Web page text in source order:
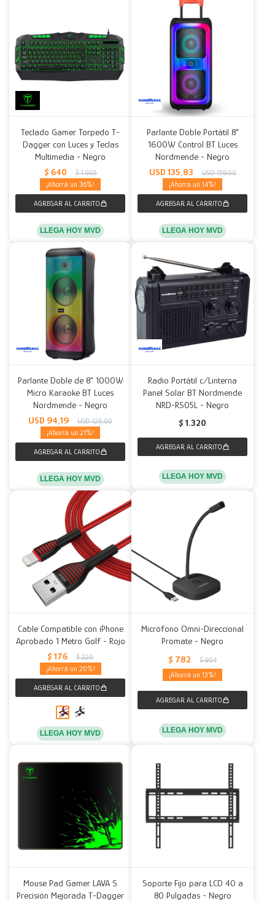
Teclado Gamer Torpedo T-
Dagger con Luces y Teclas
Multimedia - Negro
$ 640 $ 1.005
36
LLEGA HOY MVD
Parlante Doble Portátil 8"
1600W Control BT Luces
Nordmende - Negro
USD 135,83 USD 159,00
14
LLEGA HOY MVD
Parlante Doble de 8" 1000W
Micro Karaoke BT Luces
Nordmende - Negro
USD 94,19 USD 120,00
21
LLEGA HOY MVD
Radio Portátil c/Linterna
Panel Solar BT Nordmende
NRD-RS05L - Negro
$ 1.320
LLEGA HOY MVD
Cable Compatible con iPhone
Aprobado 1 Metro Golf - Rojo
$ 176 $ 220
20
LLEGA HOY MVD
Micrófono Omni-Direccional
Promate - Negro
$ 782 $ 904
13
LLEGA HOY MVD
Mouse Pad Gamer LAVA S
Precisión Mejorada T-Dagger
Soporte Fijo para LCD 40 a
80 Pulgadas - Negro